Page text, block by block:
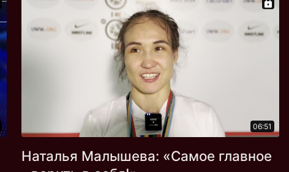
06:51
Наталья Малышева: «Самое главное